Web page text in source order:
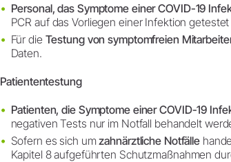
Personal, das Symptome einer COVID-19
PCR auf das Vorliegen einer Infektion
Für die Testung von symptomfreien
Daten.
Patiententestung
Patienten, die Symptome einer COVID-19
negativen Tests nur im Notfall behandelt
Sofern es sich umzahnärztliche Notfälle
Kapitel 8 aufgeführten Schutzmaßnahmen